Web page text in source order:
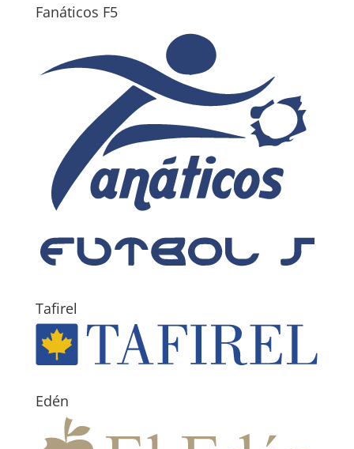
Fanáticos F5
Tafirel
Edén